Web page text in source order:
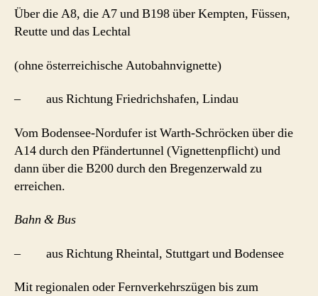
Über die A8, die A7 und B198 über Kempten, Füssen,
Reutte und das Lechtal
(ohne österreichische Autobahnvignette)
– aus Richtung Friedrichshafen, Lindau
Vom Bodensee-Nordufer ist Warth-Schröcken über die
A14 durch den Pfändertunnel (Vignettenpflicht) und
dann über die B200 durch den Bregenzerwald zu
erreichen.
Bahn & Bus
– aus Richtung Rheintal, Stuttgart und Bodensee
Mit regionalen oder Fernverkehrszügen bis zum